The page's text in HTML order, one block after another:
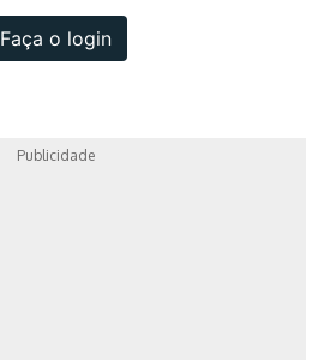
Faça o login
Publicidade